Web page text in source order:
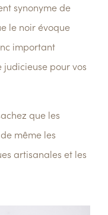
synonyme de
le noir évoque
important
judicieuse pour vos
que les
même les
artisanales et les